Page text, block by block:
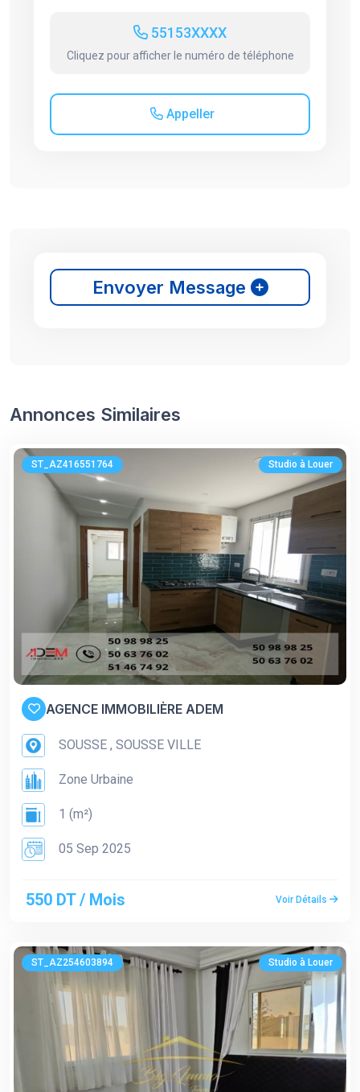
55153XXXX
Cliquez pour afficher le numéro de téléphone
Appeller
Envoyer Message
Annonces Similaires
ST_AZ416551764 Studio à Louer
AGENCE IMMOBILIÈRE ADEM
SOUSSE , SOUSSE VILLE
Zone Urbaine
1 (m²)
05 Sep 2025
550 DT / Mois Voir Détails
ST_AZ254603894 Studio à Louer